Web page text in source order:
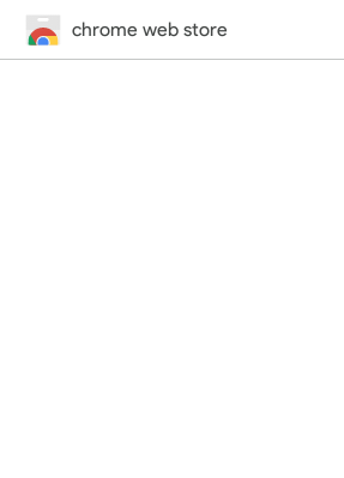
chrome web store